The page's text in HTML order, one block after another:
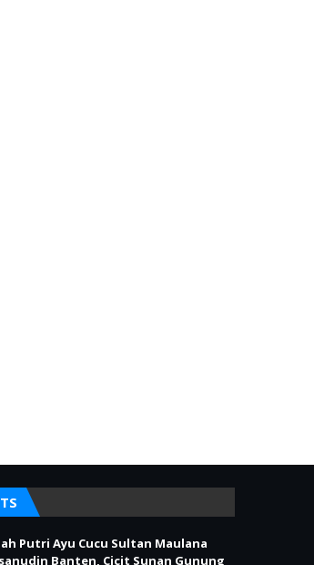
Putri Ayu Cucu Sultan Maulana
Banten, Cicit Sunan Gunung